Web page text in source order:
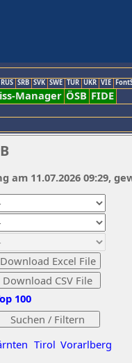
RUS SRB SVK SWE TUR UKR VIE
Manager ÖSB FIDE
Tirol Vorarlberg
100
am 11.07.2026 09:29,